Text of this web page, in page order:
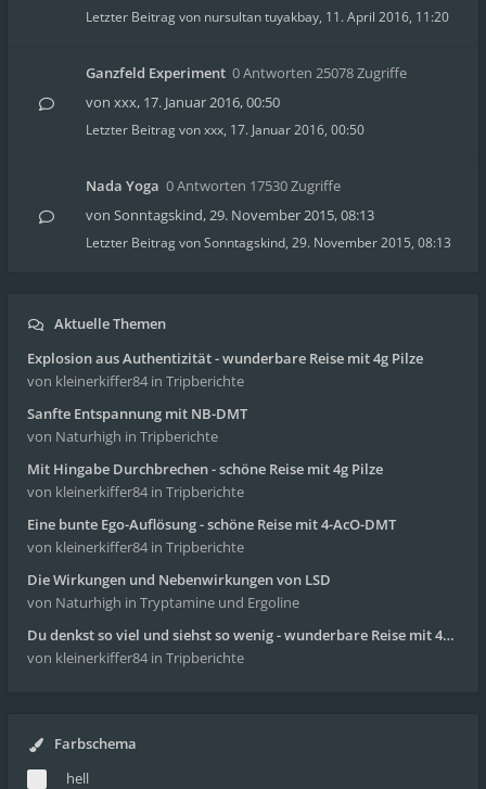
Letzter Beitrag von nursultan tuyakbay, 11. April 2016, 11:20
Ganzfeld Experiment 0 Antworten 25078 Zugriffe
von xxx, 17. Januar 2016, 00:50
Letzter Beitrag vonxxx, 17. Januar 2016, 00:50
Nada Yoga 0 Antworten 17530 Zugriffe
von Sonntagskind,29. November 2015, 08:13
Letzter Beitrag vonSonntagskind, 29. November 2015, 08:13
Aktuelle Themen
Explosion aus Authentizität - wunderbare Reise mit 4g Pilze
von kleinerkiffer84 in Tripberichte
Sanfte Entspannung mit NB-DMT
von Naturhigh in Tripberichte
Mit Hingabe Durchbrechen - schöne Reise mit 4g Pilze
von kleinerkiffer84 in Tripberichte
Eine bunte Ego-Auflösung - schöne Reise mit 4-AcO-DMT
von kleinerkiffer84 in Tripberichte
Die Wirkungen und Nebenwirkungen von LSD
von Naturhigh in Tryptamine und Ergoline
Du denkst so viel und siehst so wenig - wunderbare Reise mit 4g Pilze
von kleinerkiffer84 in Tripberichte
Farbschema
hell